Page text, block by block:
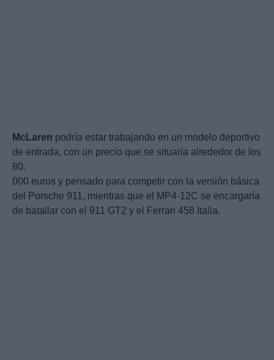
McLaren podría estar trabajando en un modelo deportivo
de entrada, con un precio que se situaría alrededor de los
80.
000 euros y pensado para competir con la versión básica
del Porsche 911, mientras que el MP4-12C se encargaría
de batallar con el 911 GT2 y el Ferrari 458 Italia.